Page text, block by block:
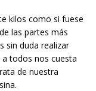
kilos como si fuese
las partes más
sin duda realizar
todos nos cuesta
de nuestra